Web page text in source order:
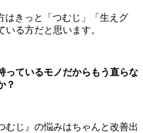
はきっと「つむじ」「生えグ
る方だと思います。
っているモノだからもう直らな
？
じ』の悩みはちゃんと改善出